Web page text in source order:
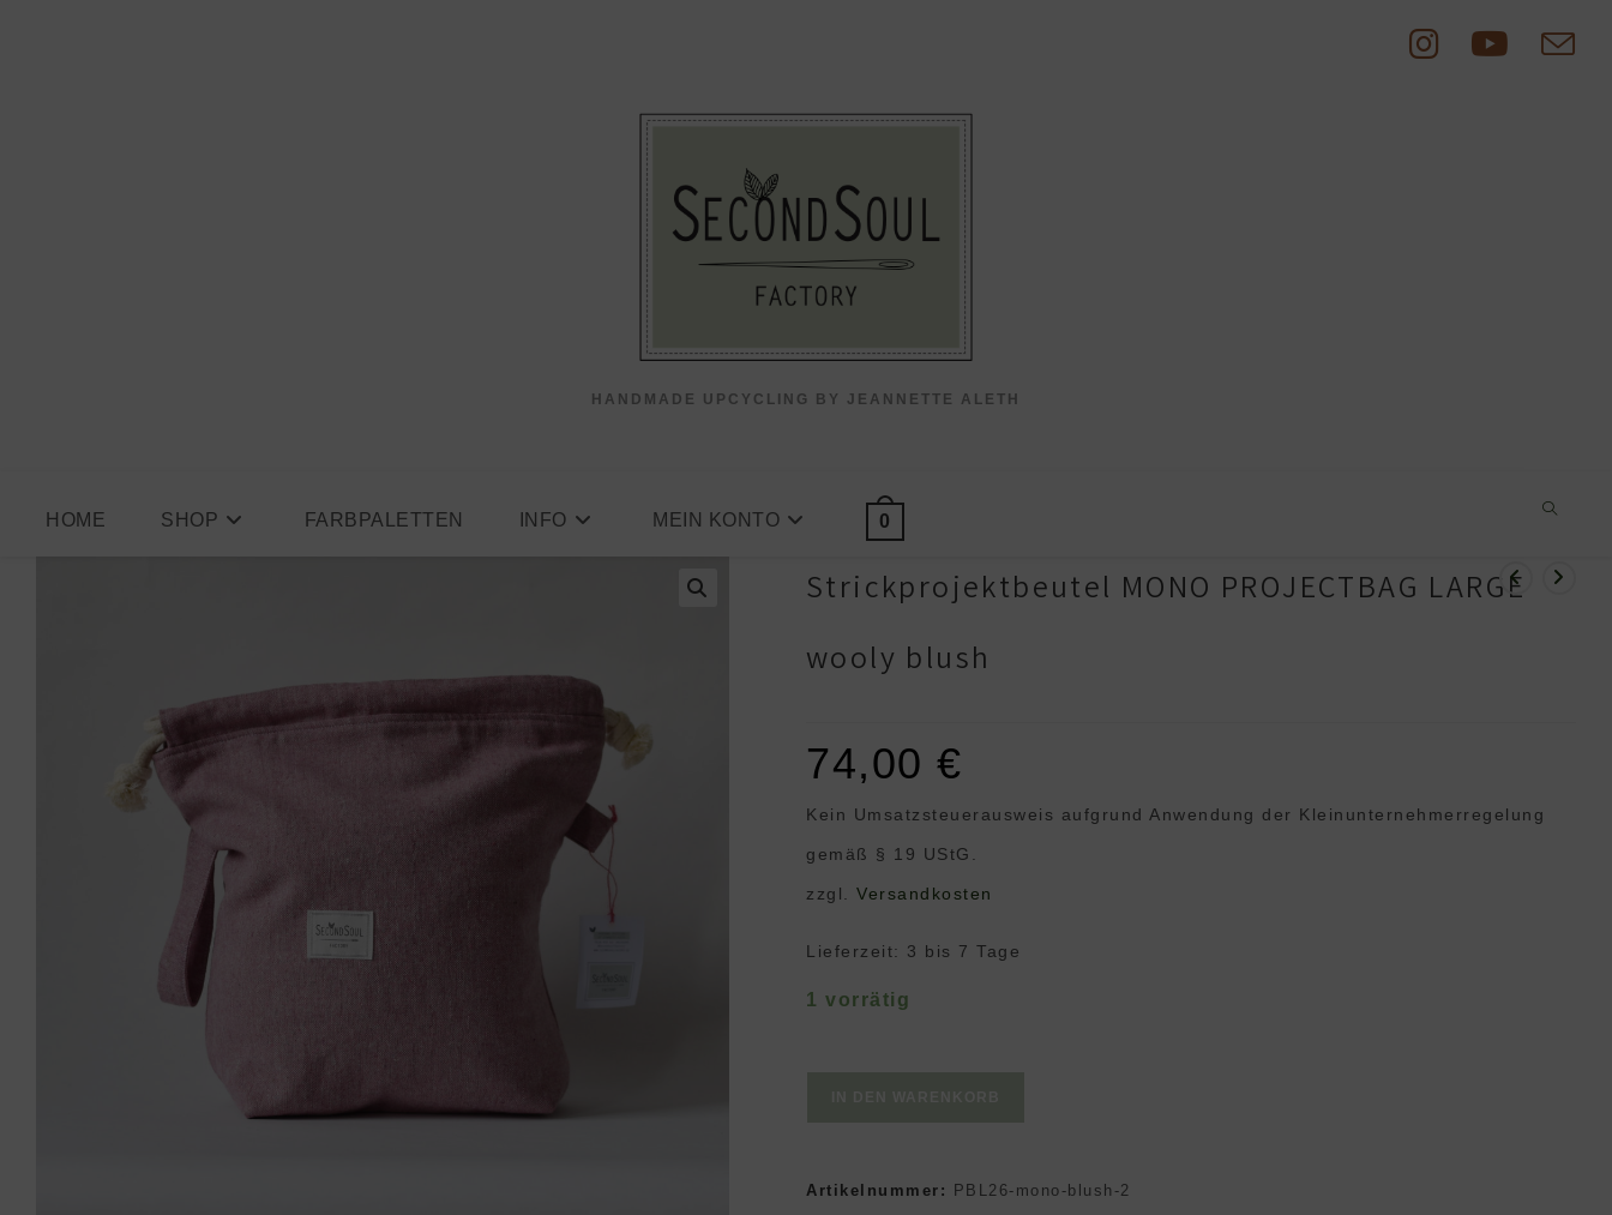
HANDMADE UPCYCLING BY JEANNETTE ALETH
HOME SHOP FARBPALETTEN INFO MEIN KONTO 0
Strickprojektbeutel MONO PROJECTBAG LARGE
wooly blush
74,00 €
Kein Umsatzsteuerausweis aufgrund Anwendung der Klein­unternehmer­regelung
gemäß § 19 UStG.
zzgl. Versandkosten
Lieferzeit: 3 bis 7 Tage
1 vorrätig
Artikelnummer:
PBL26-mono-blush-2